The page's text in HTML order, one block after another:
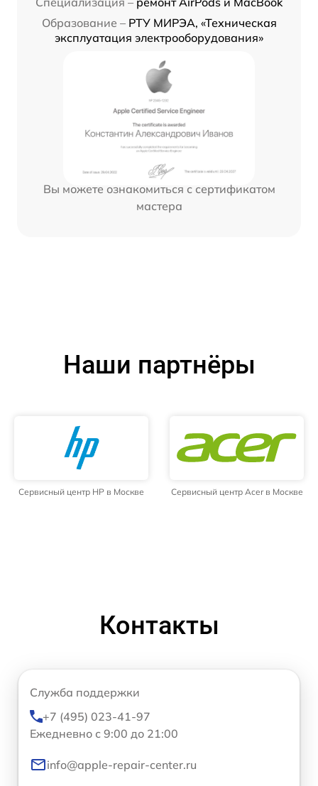
Образование – РТУ МИРЭА, «Техническая
эксплуатация электрооборудования»
Вы можете ознакомиться с сертификатом
мастера
Наши партнёры
Сервисный центр HP в Москве Сервисный центр Acer в Москве
Контакты
Служба поддержки
+7 (495) 023-41-97
Ежедневно с 9:00 до 21:00
info@apple-repair-center.ru